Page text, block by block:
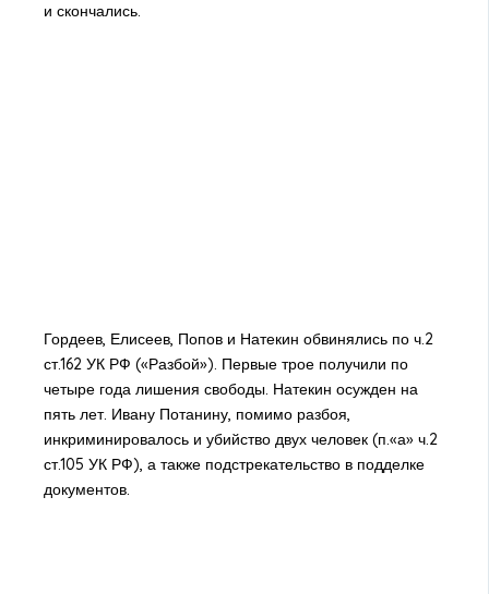
и скончались.
Гордеев, Елисеев, Попов и Натекин обвинялись по ч.2
ст.162 УК РФ («Разбой»). Первые трое получили по
четыре года лишения свободы. Натекин осужден на
пять лет. Ивану Потанину, помимо разбоя,
инкриминировалось и убийство двух человек (п.«а» ч.2
ст.105 УК РФ), а также подстрекательство в подделке
документов.